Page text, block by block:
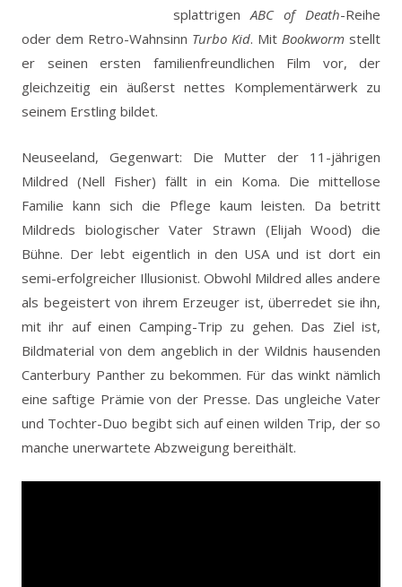
splattrigen ABC of Death-Reihe
oder dem Retro-Wahnsinn Turbo Kid. Mit Bookworm stellt
er seinen ersten familienfreundlichen Film vor, der
gleichzeitig ein äußerst nettes Komplementärwerk zu
seinem Erstling bildet.
Neuseeland, Gegenwart: Die Mutter der 11-jährigen
Mildred (Nell Fisher) fällt in ein Koma. Die mittellose
Familie kann sich die Pflege kaum leisten. Da betritt
Mildreds biologischer Vater Strawn (Elijah Wood) die
Bühne. Der lebt eigentlich in den USA und ist dort ein
semi-erfolgreicher Illusionist. Obwohl Mildred alles andere
als begeistert von ihrem Erzeuger ist, überredet sie ihn,
mit ihr auf einen Camping-Trip zu gehen. Das Ziel ist,
Bildmaterial von dem angeblich in der Wildnis hausenden
Canterbury Panther zu bekommen. Für das winkt nämlich
eine saftige Prämie von der Presse. Das ungleiche Vater
und Tochter-Duo begibt sich auf einen wilden Trip, der so
manche unerwartete Abzweigung bereithält.